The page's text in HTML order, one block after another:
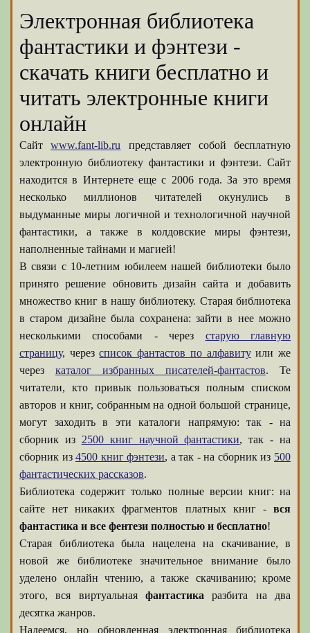
Электронная библиотека
фантастики и фэнтези -
скачать книги бесплатно и
читать электронные книги
онлайн
Сайтwww.fant-lib.ru представляет собой бесплатную
электронную библиотеку фантастики и фэнтези. Сайт
находится в Интернете еще с 2006 года. За это время
несколько миллионов читателей окунулись в
выдуманные миры логичной и технологичной научной
фантастики, а также в колдовские миры фэнтези,
наполненные тайнами и магией!
В связи с 10-летним юбилеем нашей библиотеки было
принято решение обновить дизайн сайта и добавить
множество книг в нашу библиотеку. Старая библиотека
в старом дизайне была сохранена: зайти в нее можно
несколькими способами - через старую главную
страницу, черезсписок фантастов по алфавитуили же
через каталог избранных писателей-фантастов. Те
читатели, кто привык пользоваться полным списком
авторов и книг, собранным на одной большой странице,
могут заходить в эти каталоги напрямую: так - на
сборник из 2500 книг научной фантастики, так - на
сборник из4500 книг фэнтези, а так - на сборник из 500
фантастических рассказов.
Библиотека содержит только полные версии книг: на
сайте нет никаких фрагментов платных книг - вся
фантастика и все фентези полностью и бесплатно!
Старая библиотека была нацелена на скачивание, в
новой же библиотеке значительное внимание было
уделено онлайн чтению, а также скачиванию; кроме
этого, вся виртуальная фантастика разбита на два
десятка жанров.
Надеемся, но обновленная электронная библиотека